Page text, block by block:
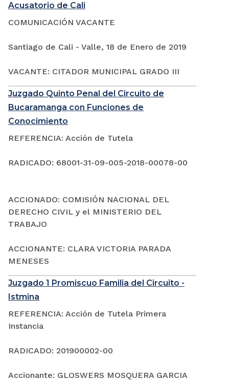
Acusatorio de Cali
COMUNICACIÓN VACANTE
Santiago de Cali - Valle, 18 de Enero de 2019
VACANTE: CITADOR MUNICIPAL GRADO III
Juzgado Quinto Penal del Circuito de
Bucaramanga con Funciones de
Conocimiento
REFERENCIA: Acción de Tutela
RADICADO: 68001-31-09-005-2018-00078-00
ACCIONADO: COMISIÓN NACIONAL DEL
DERECHO CIVIL y el MINISTERIO DEL
TRABAJO
ACCIONANTE: CLARA VICTORIA PARADA
MENESES
Juzgado 1 Promiscuo Familia del Circuito -
Istmina
REFERENCIA: Acción de Tutela Primera
Instancia
RADICADO: 201900002-00
Accionante: GLOSWERS MOSQUERA GARCIA